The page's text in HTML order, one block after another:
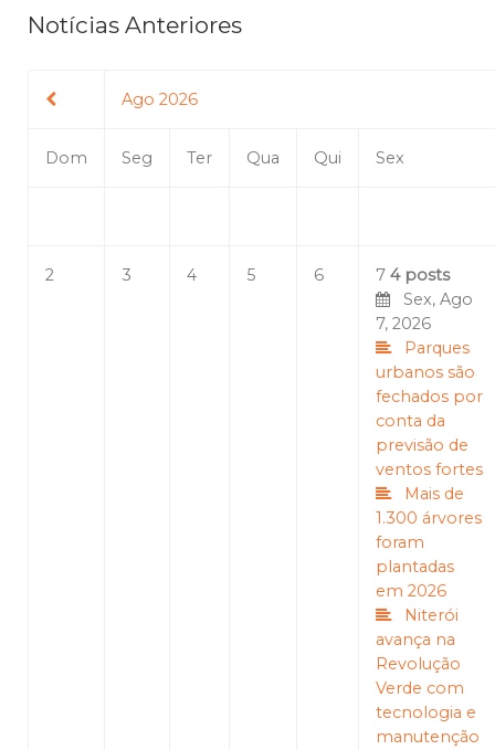
Notícias Anteriores
Ago 2026
Dom Seg Ter Qua Qui Sex
2 3 4 5 6 7 4 posts
Sex, Ago
7, 2026
Parques
urbanos são
fechados por
conta da
previsão de
ventos fortes
Mais de
1.300 árvores
foram
plantadas
em 2026
Niterói
avança na
Revolução
Verde com
tecnologia e
manutenção